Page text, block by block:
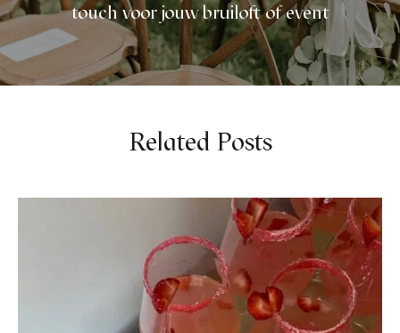
touch voor jouw bruiloft of event
Related Posts